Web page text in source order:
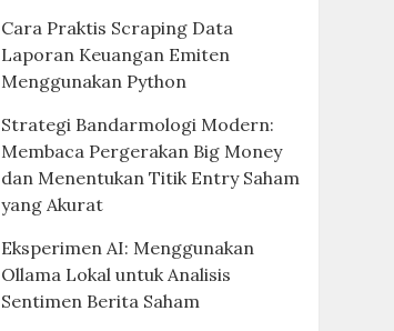
Cara Praktis Scraping Data
Laporan Keuangan Emiten
Menggunakan Python
Strategi Bandarmologi Modern:
Membaca Pergerakan Big Money
dan Menentukan Titik Entry Saham
yang Akurat
Eksperimen AI: Menggunakan
Ollama Lokal untuk Analisis
Sentimen Berita Saham